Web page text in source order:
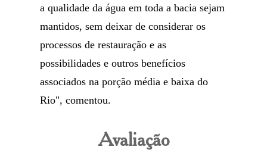
a qualidade da água em toda a bacia sejam
mantidos, sem deixar de considerar os
processos de restauração e as
possibilidades e outros benefícios
associados na porção média e baixa do
Rio", comentou.
Avaliação